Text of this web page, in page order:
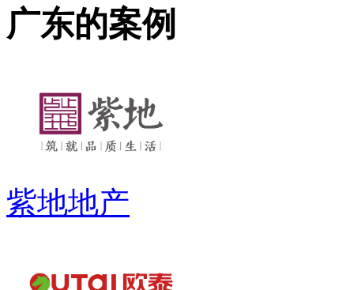
广东的案例
紫地地产